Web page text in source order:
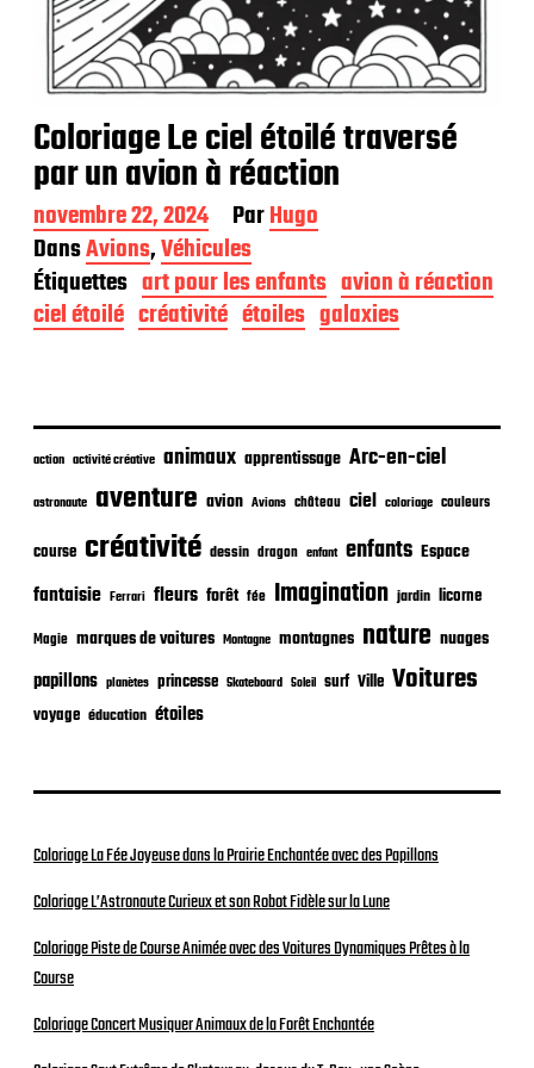
Coloriage Le ciel étoilé traversé
par un avion à réaction
D
a
t
e
d
e
l
i
a
i
n
novembre 22, 2024 ParHugo
DansAvions,Véhicules
Étiquettes art pour les enfants avion à réaction
ciel étoilé créativité étoiles galaxies
action activité créative animaux apprentissage Arc-en-ciel
astronaute aventure avion Avions château ciel coloriage couleurs
course créativité dessin dragon enfant enfants Espace
fantaisie Ferrari fleurs forêt fée Imagination jardin licorne
Magie marques de voitures Montagne montagnes nature nuages
papillons planètes princesse Skateboard Soleil surf Ville Voitures
voyage éducation étoiles
Coloriage La Fée Joyeuse dans la Prairie Enchantée avec des Papillons
Coloriage L’Astronaute Curieux et son Robot Fidèle sur la Lune
Coloriage Piste de Course Animée avec des Voitures Dynamiques Prêtes à la
Course
Coloriage Concert Musiquer Animaux de la Forêt Enchantée